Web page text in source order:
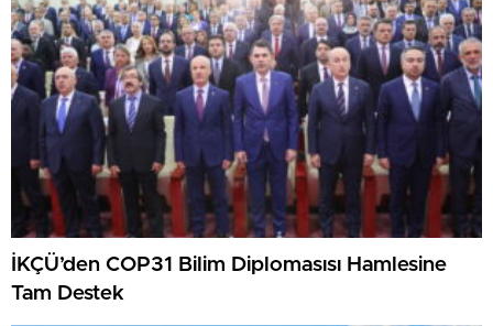
İKÇÜ’den COP31 Bilim Diplomasısı Hamlesine
Tam Destek